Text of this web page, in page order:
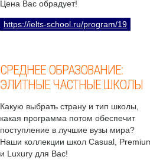
Цена Вас обрадует!
https://ielts-school.ru/program/19
СРЕДНЕЕ ОБРАЗОВАНИЕ:
ЭЛИТНЫЕ ЧАСТНЫЕ ШКОЛЫ
Какую выбрать страну и тип школы,
какая программа потом обеспечит
поступление в лучшие вузы мира?
Наши коллекции школ Casual,
и Luxury для Вас!